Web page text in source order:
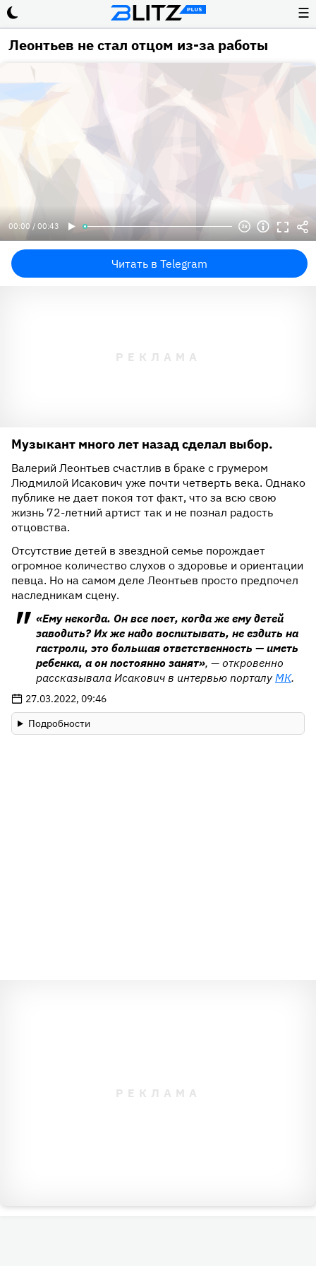
☰
Леонтьев не стал отцом из-за работы
00:00 / 00:43
Читать в Telegram
Музыкант много лет назад сделал выбор.
Валерий Леонтьев счастлив в браке с грумером
Людмилой Исакович уже почти четверть века. Однако
публике не дает покоя тот факт, что за всю свою
жизнь 72-летний артист так и не познал радость
отцовства.
Отсутствие детей в звездной семье порождает
огромное количество слухов о здоровье и ориентации
певца. Но на самом деле Леонтьев просто предпочел
наследникам сцену.
«Ему некогда. Он все поет, когда же ему детей
заводить? Их же надо воспитывать, не ездить на
гастроли, это большая ответственность — иметь
ребенка, а он постоянно занят», — откровенно
рассказывала Исакович в интервью порталу МК.
27.03.2022, 09:46
Подробности